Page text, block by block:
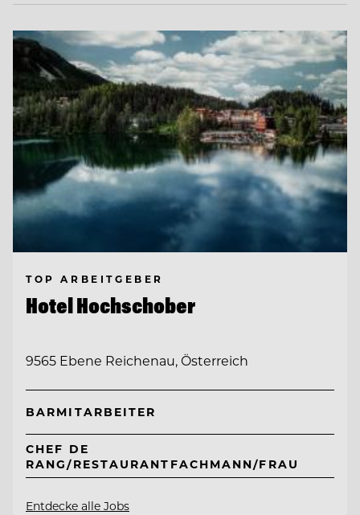
TOP ARBEITGEBER
Hotel Hochschober
9565 Ebene Reichenau, Österreich
BARMITARBEITER
CHEF DE
RANG/RESTAURANTFACHMANN/FRAU
Entdecke alle Jobs